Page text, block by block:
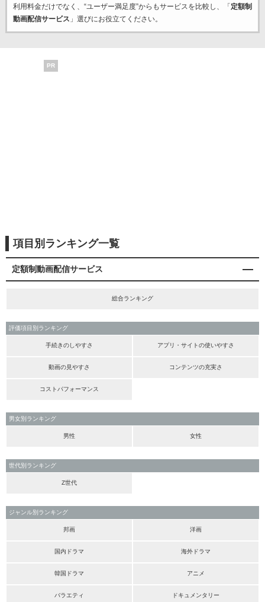
利用料金だけでなく、“ユーザー満足度”からもサービスを比較し、「 定額制
動画配信サービス 」選びにお役立てください。
PR
項目別ランキング一覧
定額制動画配信サービス
総合ランキング
評価項目別ランキング
手続きのしやすさ アプリ・サイトの使いやすさ
動画の見やすさ コンテンツの充実さ
コストパフォーマンス
男女別ランキング
男性 女性
世代別ランキング
Z世代
ジャンル別ランキング
邦画 洋画
国内ドラマ 海外ドラマ
韓国ドラマ アニメ
バラエティ ドキュメンタリー